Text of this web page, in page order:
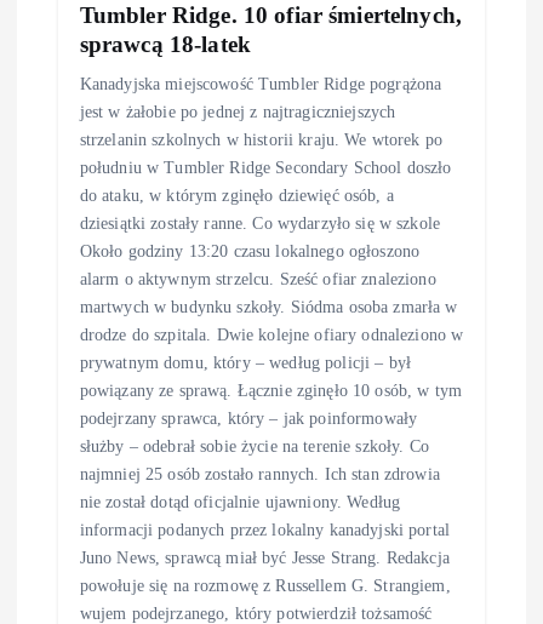
Tumbler Ridge. 10 ofiar śmiertelnych,
sprawcą 18-latek
Kanadyjska miejscowość Tumbler Ridge pogrążona
jest w żałobie po jednej z najtragiczniejszych
strzelanin szkolnych w historii kraju. We wtorek po
południu w Tumbler Ridge Secondary School doszło
do ataku, w którym zginęło dziewięć osób, a
dziesiątki zostały ranne. Co wydarzyło się w szkole
Około godziny 13:20 czasu lokalnego ogłoszono
alarm o aktywnym strzelcu. Sześć ofiar znaleziono
martwych w budynku szkoły. Siódma osoba zmarła w
drodze do szpitala. Dwie kolejne ofiary odnaleziono w
prywatnym domu, który – według policji – był
powiązany ze sprawą. Łącznie zginęło 10 osób, w tym
podejrzany sprawca, który – jak poinformowały
służby – odebrał sobie życie na terenie szkoły. Co
najmniej 25 osób zostało rannych. Ich stan zdrowia
nie został dotąd oficjalnie ujawniony. Według
informacji podanych przez lokalny kanadyjski portal
Juno News, sprawcą miał być Jesse Strang. Redakcja
powołuje się na rozmowę z Russellem G. Strangiem,
wujem podejrzanego, który potwierdził tożsamość